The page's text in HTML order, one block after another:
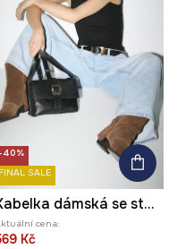
-40%
FINAL SALE
Kabelka dámská se strukturou
cena:
Kč